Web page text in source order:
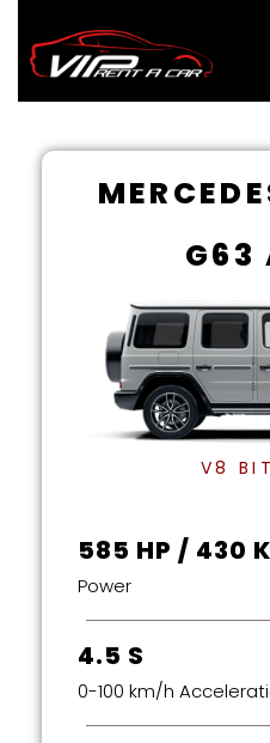
Aller
au
contenu
G63
V8
585 HP / 430
Power
4.5 S
0-100 km/h